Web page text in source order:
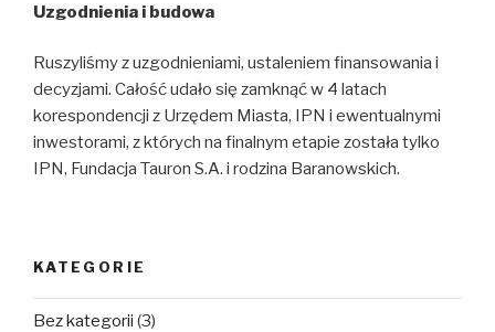
Uzgodnienia i budowa
Ruszyliśmy z uzgodnieniami, ustaleniem finansowania i
decyzjami. Całość udało się zamknąć w 4 latach
korespondencji z Urzędem Miasta, IPN i ewentualnymi
inwestorami, z których na finalnym etapie została tylko
IPN, Fundacja Tauron S.A. i rodzina Baranowskich.
KATEGORIE
Bez kategorii (3)